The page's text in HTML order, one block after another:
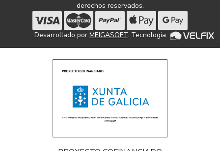
derechos reservados.
Desarrollado por MEIGASOFT. Tecnología